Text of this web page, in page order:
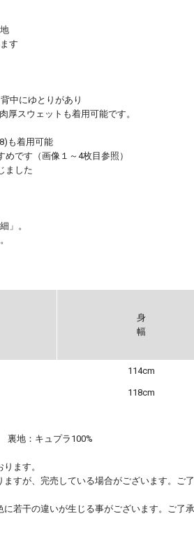
す
中にゆとりがあり
厚スウェットも着用可能です。
も着用可能
です（画像１～4枚目参照）
ました
」。
身
幅
114cm
118cm
地：キュプラ100%
ます。
すが、完売している場合がございます。ご
に若干の違いが生じる事がございます。ご了